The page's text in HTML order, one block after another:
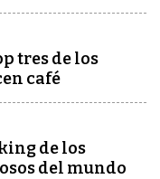
tres de los
café
de los
del mundo